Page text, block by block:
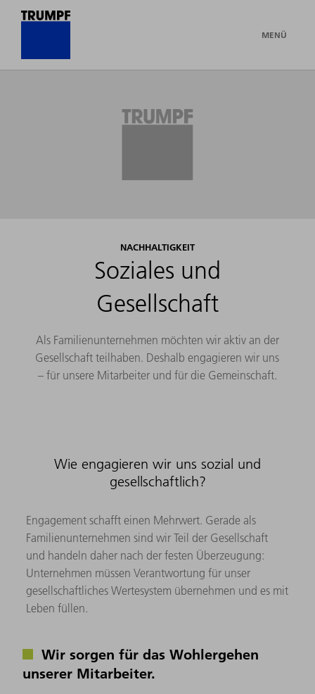
MENÜ
NACHHALTIGKEIT
Soziales und
Gesellschaft
Als Familienunternehmen möchten wir aktiv an der
Gesellschaft teilhaben. Deshalb engagieren wir uns
– für unsere Mitarbeiter und für die Gemeinschaft.
Wie engagieren wir uns sozial und
gesellschaftlich?
Engagement schafft einen Mehrwert. Gerade als
Familienunternehmen sind wir Teil der Gesellschaft
und handeln daher nach der festen Überzeugung:
Unternehmen müssen Verantwortung für unser
gesellschaftliches Wertesystem übernehmen und es mit
Leben füllen.
Wir sorgen für das Wohlergehen
unserer Mitarbeiter.